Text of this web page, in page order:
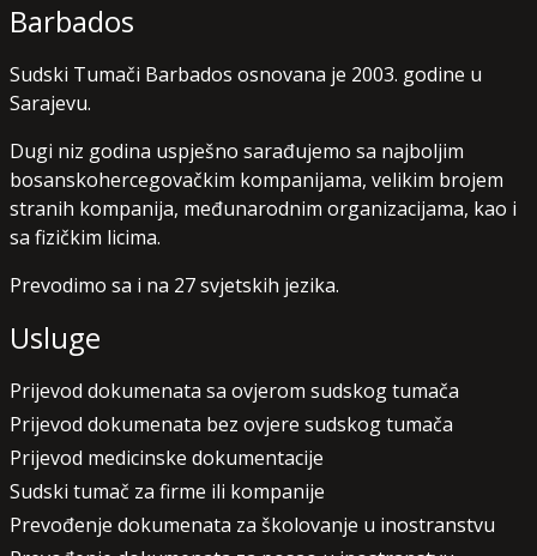
Barbados
Sudski Tumači Barbados osnovana je 2003. godine u
Sarajevu.
Dugi niz godina uspješno sarađujemo sa najboljim
bosanskohercegovačkim kompanijama, velikim brojem
stranih kompanija, međunarodnim organizacijama, kao i
sa fizičkim licima.
Prevodimo sa i na 27 svjetskih jezika.
Usluge
Prijevod dokumenata sa ovjerom sudskog tumača
Prijevod dokumenata bez ovjere sudskog tumača
Prijevod medicinske dokumentacije
Sudski tumač za firme ili kompanije
Prevođenje dokumenata za školovanje u inostranstvu